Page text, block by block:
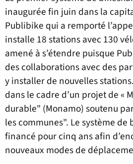
inaugurée fin juin dans la
Publibike qui a remporté
installe 18 stations avec 130
amené à s’étendre puisque
des collaborations avec des
y installer de nouvelles
dans le cadre d’un projet de «
durable" (Monamo) soutenu
les communes". Le système
financé pour cinq ans afin
nouveaux modes de